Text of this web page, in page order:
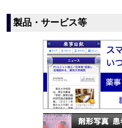
製品・サービス等